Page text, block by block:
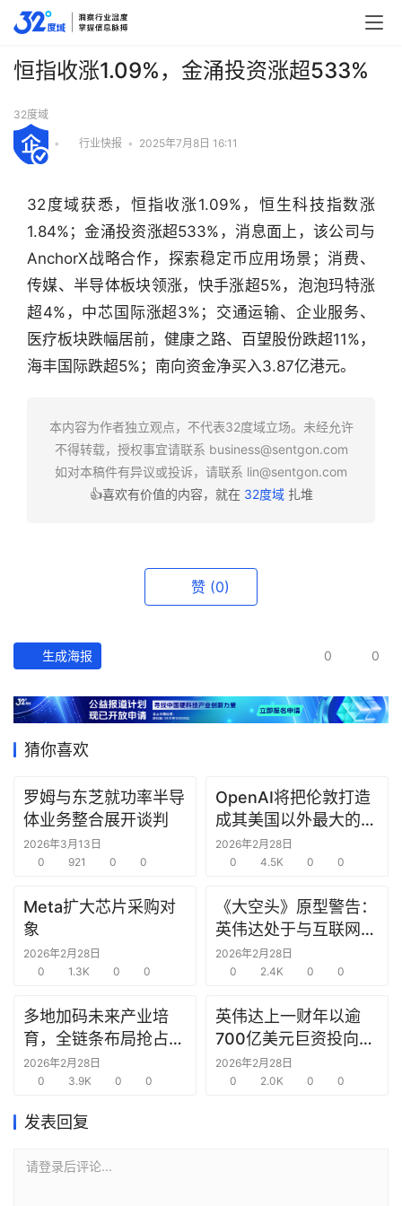
行
产
经
数
研
选
创
投
商
机
圈
恒指收涨1.09%，金涌投资涨超533%
32度域
• 行业快报 • 2025年7月8日 16:11
32度域获悉，恒指收涨1.09%，恒生科技指数涨
1.84%；金涌投资涨超533%，消息面上，该公司与
AnchorX战略合作，探索稳定币应用场景；消费、
传媒、半导体板块领涨，快手涨超5%，泡泡玛特涨
超4%，中芯国际涨超3%；交通运输、企业服务、
医疗板块跌幅居前，健康之路、百望股份跌超11%，
海丰国际跌超5%；南向资金净买入3.87亿港元。
本内容为作者独立观点，不代表32度域立场。未经允许
不得转载，授权事宜请联系 business@sentgon.com
如对本稿件有异议或投诉，请联系 lin@sentgon.com
👍喜欢有价值的内容，就在 32度域扎堆
赞 (0)
生成海报 0 0
猜你喜欢
罗姆与东芝就功率半导
体业务整合展开谈判
2026年3月13日
0
921 0 0
OpenAI将把伦敦打造
成其美国以外最大的研
究中心
2026年2月28日
0
4.5K 0 0
Meta扩大芯片采购对
象
2026年2月28日
0
1.3K 0 0
《大空头》原型警告：
英伟达处于与互联网泡
沫时期思科同样的“危
险境地”
2026年2月28日
0
2.4K 0 0
多地加码未来产业培
育，全链条布局抢占新
赛道先机
2026年2月28日
0
3.9K 0 0
英伟达上一财年以逾
700亿美元巨资投向合
作方，竭力巩固AI芯片
需求
2026年2月28日
0
2.0K 0 0
发表回复
请登录后评论...